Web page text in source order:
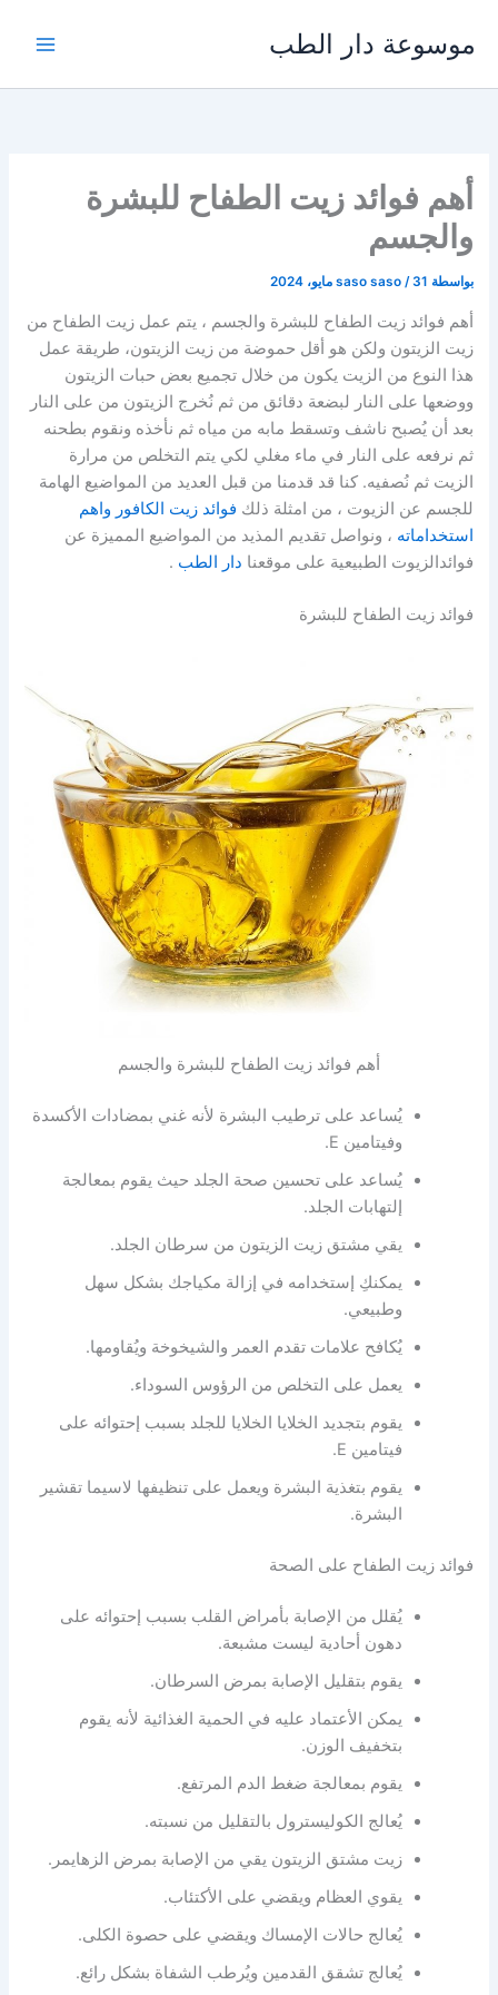
المحتوى
موسوعة دار الطب
أهم فوائد زيت الطفاح للبشرة
والجسم
بواسطة saso saso /31 مايو، 2024
أهم فوائد زيت الطفاح للبشرة والجسم ، يتم عمل زيت الطفاح من
زيت الزيتون ولكن هو أقل حموضة من زيت الزيتون، طريقة عمل
هذا النوع من الزيت يكون من خلال تجميع بعض حبات الزيتون
ووضعها على النار لبضعة دقائق من ثم نُخرج الزيتون من على النار
بعد أن يُصبح ناشف وتسقط مابه من مياه ثم نأخذه ونقوم بطحنه
ثم نرفعه على النار في ماء مغلي لكي يتم التخلص من مرارة
الزيت ثم نُصفيه. كنا قد قدمنا من قبل العديد من المواضيع الهامة
للجسم عن الزيوت ، من امثلة ذلك فوائد زيت الكافور واهم
استخداماته ، ونواصل تقديم المذيد من المواضيع المميزة عن
فوائدالزيوت الطبيعية على موقعنا دار الطب .
فوائد زيت الطفاح للبشرة
أهم فوائد زيت الطفاح للبشرة والجسم
يُساعد على ترطيب البشرة لأنه غني بمضادات الأكسدة
وفيتامين E.
يُساعد على تحسين صحة الجلد حيث يقوم بمعالجة
إلتهابات الجلد.
يقي مشتق زيت الزيتون من سرطان الجلد.
يمكنكِ إستخدامه في إزالة مكياجك بشكل سهل
وطبيعي.
يُكافح علامات تقدم العمر والشيخوخة ويُقاومها.
يعمل على التخلص من الرؤوس السوداء.
يقوم بتجديد الخلايا الخلايا للجلد بسبب إحتوائه على
فيتامين E.
يقوم بتغذية البشرة ويعمل على تنظيفها لاسيما تقشير
البشرة.
فوائد زيت الطفاح على الصحة
يُقلل من الإصابة بأمراض القلب بسبب إحتوائه على
دهون أحادية ليست مشبعة.
يقوم بتقليل الإصابة بمرض السرطان.
يمكن الأعتماد عليه في الحمية الغذائية لأنه يقوم
بتخفيف الوزن.
يقوم بمعالجة ضغط الدم المرتفع.
يُعالج الكوليسترول بالتقليل من نسبته.
زيت مشتق الزيتون يقي من الإصابة بمرض الزهايمر.
يقوي العظام ويقضي على الأكتئاب.
يُعالج حالات الإمساك ويقضي على حصوة الكلى.
يُعالج تشقق القدمين ويُرطب الشفاة بشكل رائع.